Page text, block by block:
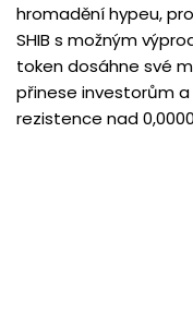
hromadění hypeu,
SHIB s možným
token dosáhne své
přinese investorům
rezistence nad